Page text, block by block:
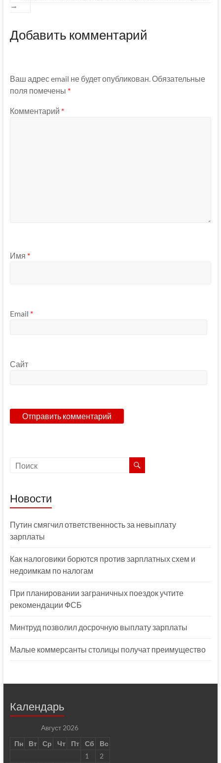
→
Добавить комментарий
Ваш адрес email не будет опубликован. Обязательные
поля помечены *
Комментарий *
Имя *
Email *
Сайт
Новости
Путин смягчил ответственность за невыплату
зарплаты
Как налоговики борются против зарплатных схем и
недоимкам по налогам
При планировании заграничных поездок учтите
рекомендации ФСБ
Минтруд позволил досрочную выплату зарплаты
Малые коммерсанты столицы получат преимущество
Календарь
Август 2026
Пн
Вт Ср Чт Пт Сб
Вс
1
2